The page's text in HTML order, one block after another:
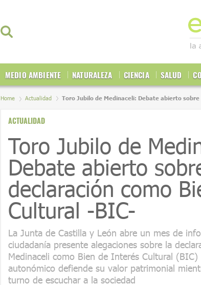
MEDIO AMBIENTE NATURALEZA CIENCIA SALUD
Home Actualidad Toro Jubilo de Medinaceli: Debate abierto
ACTUALIDAD
Toro Jubilo de
Debate abierto
declaración como
Cultural -BIC-
La Junta de Castilla y León abre un mes de
ciudadanía presente alegaciones sobre la
Medinaceli como Bien de Interés Cultural
autonómico defiende su valor patrimonial
turno de escuchar a la sociedad